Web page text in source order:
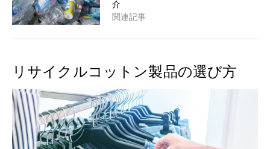
介
関連記事
リサイクルコットン製品の選び方